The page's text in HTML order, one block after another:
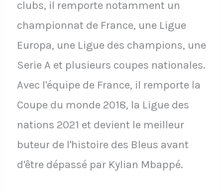
clubs, il remporte notamment un
championnat de France, une Ligue
Europa, une Ligue des champions, une
Serie A et plusieurs coupes nationales.
Avec l'équipe de France, il remporte la
Coupe du monde 2018, la Ligue des
nations 2021 et devient le meilleur
buteur de l'histoire des Bleus avant
d'être dépassé par Kylian Mbappé.